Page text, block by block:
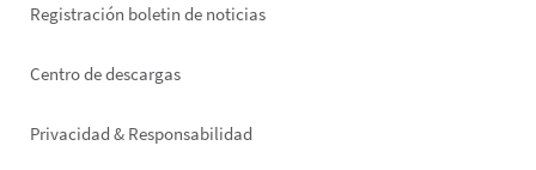
Registración boletin de noticias
Footer
Centro de descargas
Privacidad & Responsabilidad